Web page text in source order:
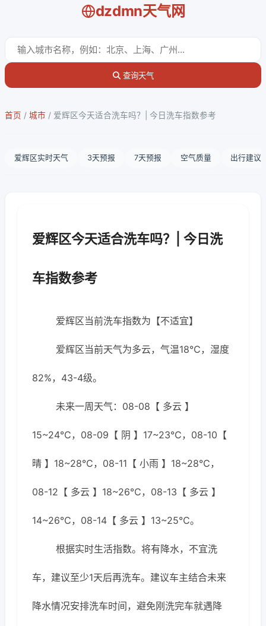
dzdmn天气网
查询天气
首页 / 城市 / 爱辉区今天适合洗车吗？| 今日洗车指数参考
爱辉区实时天气 3天预报 7天预报 空气质量 出行建议
爱辉区今天适合洗车吗？| 今日洗
车指数参考
爱辉区当前洗车指数为【不适宜】
爱辉区当前天气为多云，气温18℃，湿度
82%，43-4级。
未来一周天气：08-08【 多云 】
15~24℃，08-09【 阴 】17~23℃，08-10【
晴 】18~28℃，08-11【 小雨 】18~28℃，
08-12【 多云 】18~26℃，08-13【 多云 】
14~26℃，08-14【 多云 】13~25℃。
根据实时生活指数。将有降水，不宜洗
车，建议至少1天后再洗车。建议车主结合未来
降水情况安排洗车时间，避免刚洗完车就遇降